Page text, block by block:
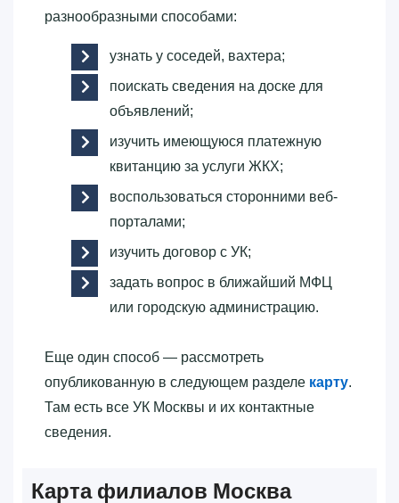
разнообразными способами:
узнать у соседей, вахтера;
поискать сведения на доске для
объявлений;
изучить имеющуюся платежную
квитанцию за услуги ЖКХ;
воспользоваться сторонними веб-
порталами;
изучить договор с УК;
задать вопрос в ближайший МФЦ
или городскую администрацию.
Еще один способ — рассмотреть
опубликованную в следующем разделе карту.
Там есть все УК Москвы и их контактные
сведения.
Карта филиалов Москва